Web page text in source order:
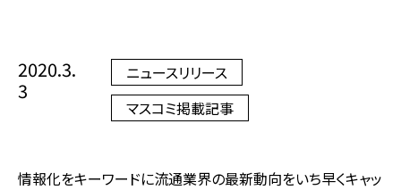
2020.3.
3
ニュースリリース
マスコミ掲載記事
情報化をキーワードに流通業界の最新動向をいち早くキャッ